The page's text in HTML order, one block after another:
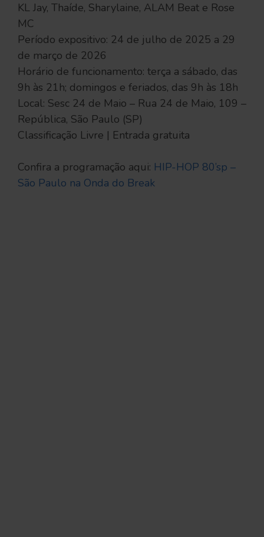
KL Jay, Thaíde, Sharylaine, ALAM Beat e Rose
MC
Período expositivo: 24 de julho de 2025 a 29
de março de 2026
Horário de funcionamento: terça a sábado, das
9h às 21h; domingos e feriados, das 9h às 18h
Local: Sesc 24 de Maio – Rua 24 de Maio, 109 –
República, São Paulo (SP)
Classificação Livre | Entrada gratuita
Confira a programação aqui: HIP-HOP 80’sp –
São Paulo na Onda do Break